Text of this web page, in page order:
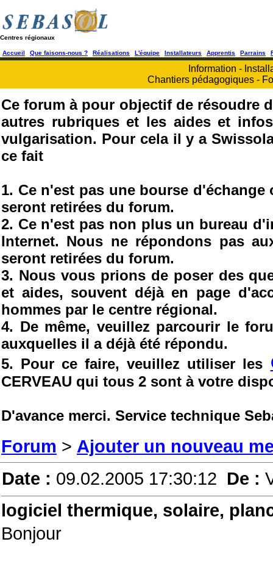
Centres régionaux
Accueil Que faisons-nous ? Réalisations L'équipe Installateurs Apprentis Parrains
Information -
Chantiers pédagogiques -
Ce forum à pour objectif de résoudre
autres rubriques et les aides et
vulgarisation. Pour cela il y a
ce fait
1. Ce n'est pas une bourse
seront retirées du forum.
2. Ce n'est pas non plus un bureau
Internet. Nous ne répondons pas
seront retirées du forum.
3. Nous vous prions de poser des
et aides, souvent déjà en page
hommes par le centre régional.
4. De même, veuillez parcourir le
auxquelles il a déjà été répondu.
5. Pour ce faire, veuillez utiliser les
CERVEAU qui tous 2 sont à votre
D'avance merci. Service technique
Forum > Ajouter un nouveau
Date : 09.02.2005 17:30:12 De :
logiciel thermique, solaire,
Bonjour